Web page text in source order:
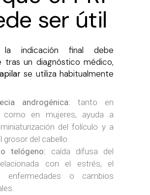
ser útil
la indicación final debe
tras un diagnóstico médico,
se utiliza habitualmente
androgénica: tanto en
como en mujeres, ayuda a
del folículo y a
grosor del cabello.
telógeno: caída difusa del
con el estrés, el
enfermedades o cambios